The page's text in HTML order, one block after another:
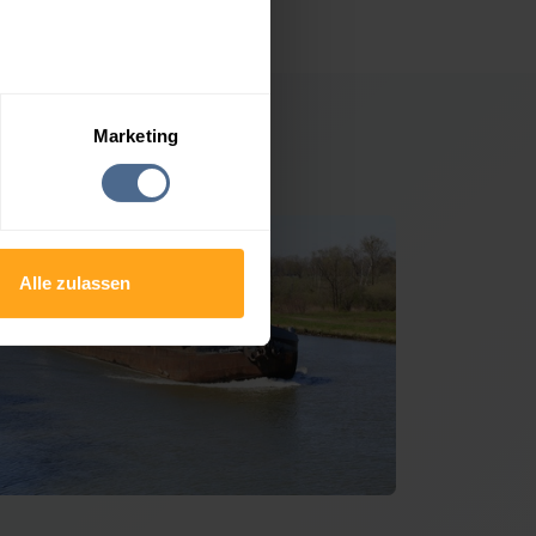
Marketing
Alle zulassen
im Mürztal